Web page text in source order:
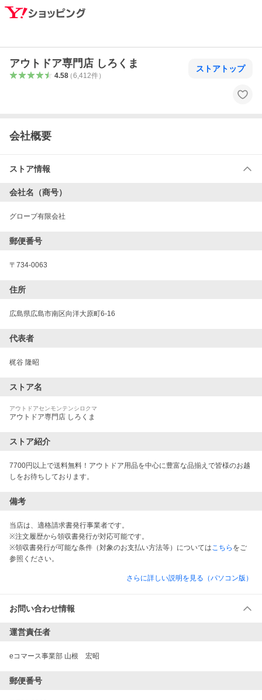
アウトドア専門店 しろくま
4.58（6,412件）
ストアトップ
会社概要
ストア情報
会社名（商号）
グローブ有限会社
郵便番号
〒 734-0063
住所
広島県広島市南区向洋大原町6-16
代表者
梶谷 隆昭
ストア名
アウトドアセンモンテンシロクマ
アウトドア専門店 しろくま
ストア紹介
7700円以上で送料無料！アウトドア用品を中心に豊富な品揃えで皆様のお越
しをお待ちしております。
備考
当店は、適格請求書発行事業者です。
※注文履歴から領収書発行が対応可能です。
※領収書発行が可能な条件（対象のお支払い方法等）についてはこちら をご
参照ください。
さらに詳しい説明を見る（パソコン版）
お問い合わせ情報
運営責任者
eコマース事業部 山根　宏昭
郵便番号